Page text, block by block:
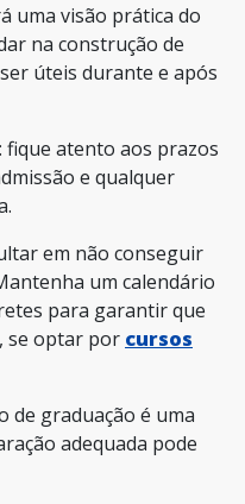
uma visão prática do
na construção de
úteis durante e após
fique atento aos prazos
e qualquer
em não conseguir
um calendário
para garantir que
se optar por cursos
de graduação é uma
adequada pode